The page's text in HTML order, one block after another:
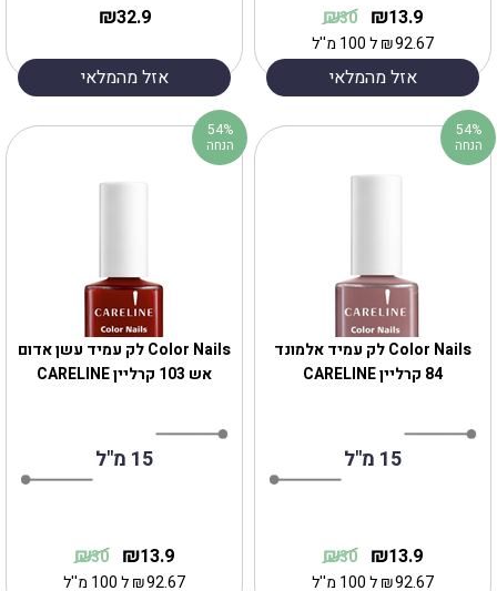
32.9
₪
אזל מהמלאי
13.9
₪
30
₪
92.67
₪ל 100 מ''ל
אזל מהמלאי
Color Nails לק עמיד עשן אדום
אש 103 קרליין CARELINE
15 מ"ל
13.9
₪
30
₪
92.67
₪ל 100 מ''ל
54%
הנחה
Color Nails לק עמיד אלמונד
84 קרליין CARELINE
15 מ"ל
13.9
₪
30
₪
92.67
₪ל 100 מ''ל
54%
הנחה